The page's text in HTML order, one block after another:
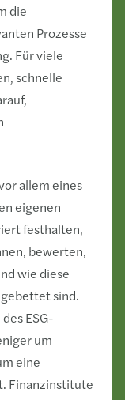
die
Prozesse
Für viele
schnelle
allem eines
eigenen
festhalten,
bewerten,
wie diese
sind.
ESG-
um
eine
Finanzinstitute